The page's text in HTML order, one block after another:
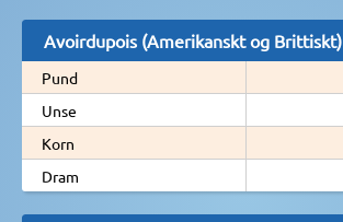
Avoirdupois (Amerikanskt og Brittiskt)
Pund
Unse
Korn
Dram